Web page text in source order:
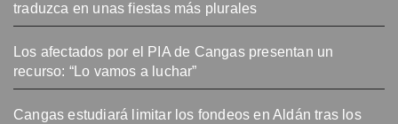
traduzca en unas fiestas más plurales
Los afectados por el PIA de Cangas presentan un
recurso: “Lo vamos a luchar”
Cangas estudiará limitar los fondeos en Aldán tras los